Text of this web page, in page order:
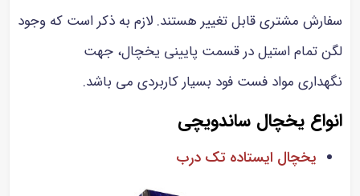
سفارش مشتری قابل تغییر هستند. لازم به ذکر است که وجود
لگن تمام استیل در قسمت پایینی یخچال، جهت
نگهداری مواد فست فود بسیار کاربردی می باشد.
انواع یخچال ساندویچی
یخچال ایستاده تک درب